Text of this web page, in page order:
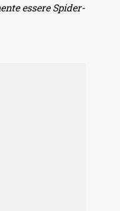
essere Spider-